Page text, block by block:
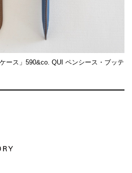
ース」590&co. QUI ペンシース・ブッテ